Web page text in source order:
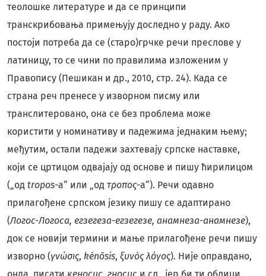
теолошке литературе и да се принципи
транскрибовања примењују доследно у раду. Ако
постоји потреба да се (старо)грчке речи преслове у
латиницу, то се чини по правилима изложеним у
Правопису (Пешикан и др., 2010, стр. 24). Када се
страна реч пренесе у изворном писму или
транслитеровано, она се без проблема може
користити у номинативу и падежима једнаким њему;
међутим, остали падежи захтевају српске наставке,
који се цртицом одвајају од основе и пишу ћирилицом
(„од tropos-а“ или „од τροπος-а“). Речи одавно
прилагођене српском језику пишу се адаптирано
(Логос-Логоса, егзегеза-егзегезе, анамнеза-анамнезе),
док се новији термини и мање прилагођене речи пишу
изворно (γνώσις, kénōsis, ξυνòς λόγος). Није оправдано,
онда, писати кеносис гносис и сл., јер би ти облици,